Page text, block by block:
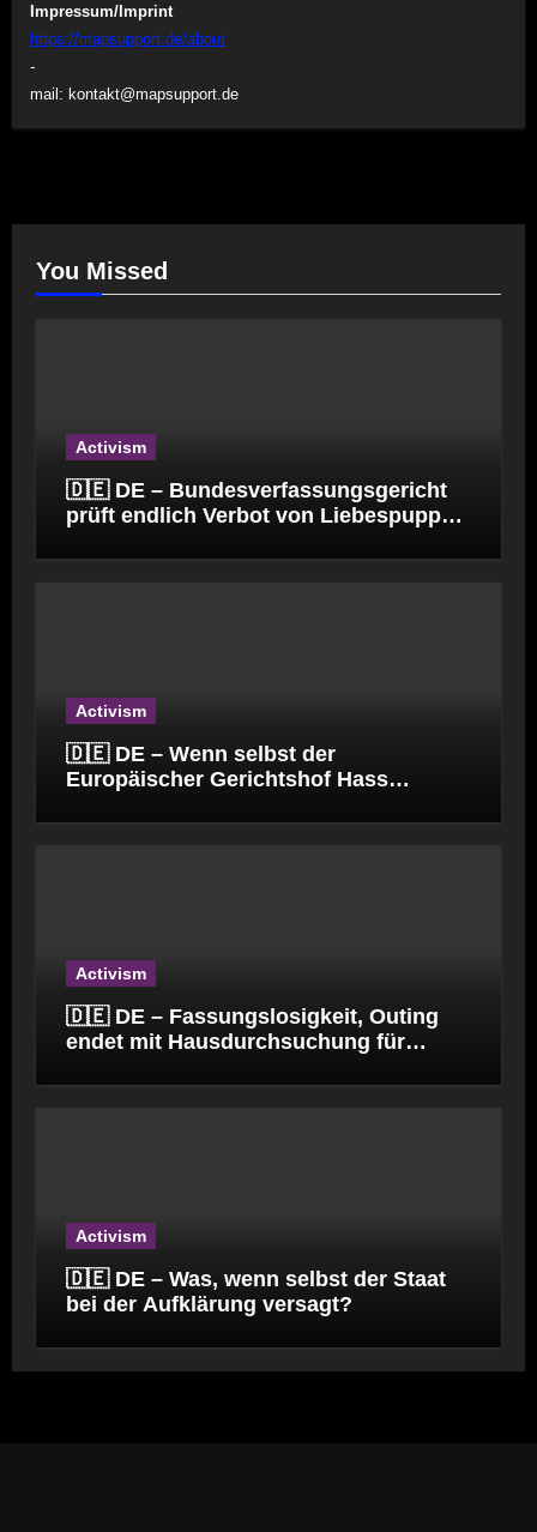
Impressum/Imprint
https://mapsupport.de/about
-
mail: kontakt@mapsupport.de
You Missed
Activism
🇩🇪 DE – Bundesverfassungsgericht
prüft endlich Verbot von Liebespuppen
Activism
🇩🇪 DE – Wenn selbst der
Europäischer Gerichtshof Hass
Activism
🇩🇪 DE – Fassungslosigkeit, Outing
endet mit Hausdurchsuchung für
Activism
🇩🇪 DE – Was, wenn selbst der Staat
bei der Aufklärung versagt?